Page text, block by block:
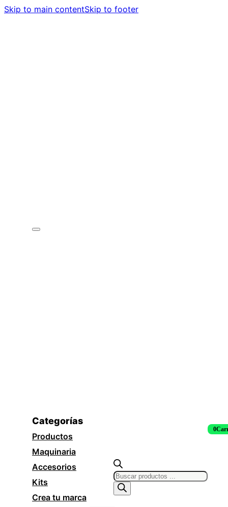
Skip to main contentSkip to footer
Categorías
Productos
Maquinaria
Accesorios
Kits
Crea tu marca
Products
search
0